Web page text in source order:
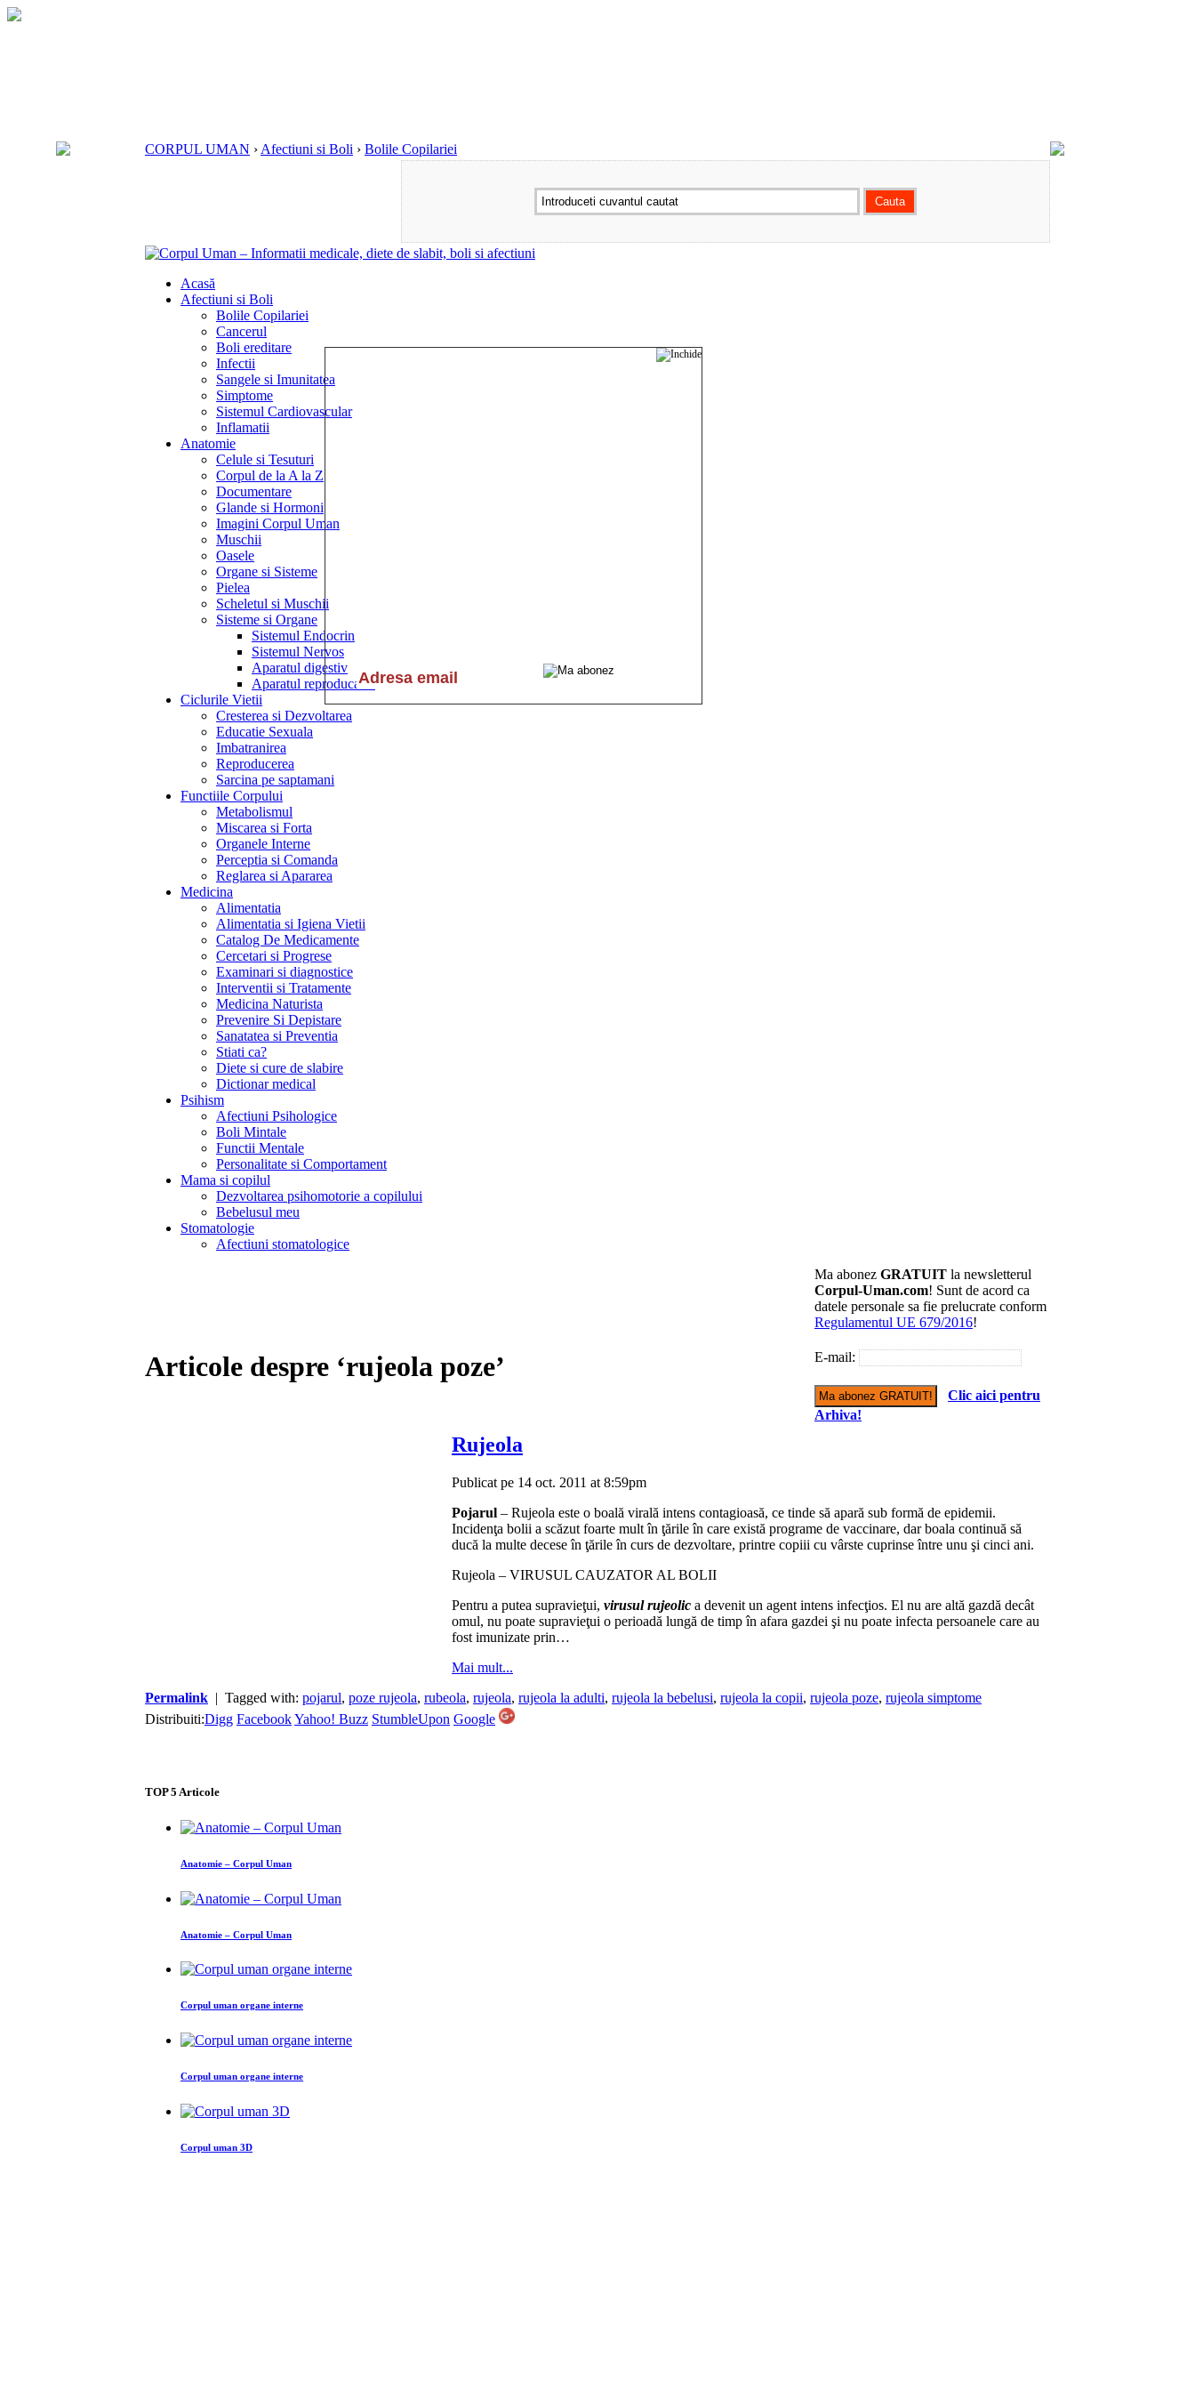
CORPUL UMAN › Afectiuni si Boli › Bolile Copilariei
Acasă
Afectiuni si Boli
Bolile Copilariei
Cancerul
Boli ereditare
Infectii
Sangele si Imunitatea
Simptome
Sistemul Cardiovascular
Inflamatii
Anatomie
Celule si Tesuturi
Corpul de la A la Z
Documentare
Glande si Hormoni
Imagini Corpul Uman
Muschii
Oasele
Organe si Sisteme
Pielea
Scheletul si Muschii
Sisteme si Organe
Sistemul Endocrin
Sistemul Nervos
Aparatul digestiv
Aparatul reproducator
Ciclurile Vietii
Cresterea si Dezvoltarea
Educatie Sexuala
Imbatranirea
Reproducerea
Sarcina pe saptamani
Functiile Corpului
Metabolismul
Miscarea si Forta
Organele Interne
Perceptia si Comanda
Reglarea si Apararea
Medicina
Alimentatia
Alimentatia si Igiena Vietii
Catalog De Medicamente
Cercetari si Progrese
Examinari si diagnostice
Interventii si Tratamente
Medicina Naturista
Prevenire Si Depistare
Sanatatea si Preventia
Stiati ca?
Diete si cure de slabire
Dictionar medical
Psihism
Afectiuni Psihologice
Boli Mintale
Functii Mentale
Personalitate si Comportament
Mama si copilul
Dezvoltarea psihomotorie a copilului
Bebelusul meu
Stomatologie
Afectiuni stomatologice
Ma abonez GRATUIT la newsletterul
Corpul-Uman.com! Sunt de acord ca
datele personale sa fie prelucrate conform
Regulamentul UE 679/2016!
E-mail:
Clic aici pentru
Arhiva!
Articole despre ‘rujeola poze’
Rujeola
Publicat pe 14 oct. 2011 at 8:59pm
Pojarul – Rujeola este o boală virală intens contagioasă, ce tinde să apară sub formă de epidemii.
Incidenţa bolii a scăzut foarte mult în ţările în care există programe de vaccinare, dar boala continuă să
ducă la multe decese în ţările în curs de dezvoltare, printre copiii cu vârste cuprinse între unu şi cinci ani.
Rujeola – VIRUSUL CAUZATOR AL BOLII
Pentru a putea supravieţui, virusul rujeolic a devenit un agent intens infecţios. El nu are altă gazdă decât
omul, nu poate supravieţui o perioadă lungă de timp în afara gazdei şi nu poate infecta persoanele care au
fost imunizate prin…
Mai mult...
Permalink | Tagged with: pojarul, poze rujeola, rubeola, rujeola, rujeola la adulti, rujeola la bebelusi, rujeola la copii, rujeola poze, rujeola simptome
Distribuiti:Digg FacebookYahoo! Buzz StumbleUpon Google
TOP5 Articole
Anatomie – Corpul Uman
Anatomie – Corpul Uman
Corpul uman organe interne
Corpul uman organe interne
Corpul uman 3D